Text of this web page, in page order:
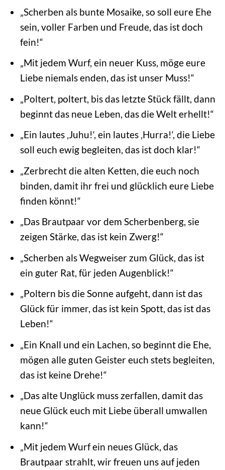
„Scherben als bunte Mosaike, so soll eure Ehe
sein, voller Farben und Freude, das ist doch
fein!“
„Mit jedem Wurf, ein neuer Kuss, möge eure
Liebe niemals enden, das ist unser Muss!“
„Poltert, poltert, bis das letzte Stück fällt, dann
beginnt das neue Leben, das die Welt erhellt!“
„Ein lautes ‚Juhu!‘, ein lautes ‚Hurra!‘, die Liebe
soll euch ewig begleiten, das ist doch klar!“
„Zerbrecht die alten Ketten, die euch noch
binden, damit ihr frei und glücklich eure Liebe
finden könnt!“
„Das Brautpaar vor dem Scherbenberg, sie
zeigen Stärke, das ist kein Zwerg!“
„Scherben als Wegweiser zum Glück, das ist
ein guter Rat, für jeden Augenblick!“
„Poltern bis die Sonne aufgeht, dann ist das
Glück für immer, das ist kein Spott, das ist das
Leben!“
„Ein Knall und ein Lachen, so beginnt die Ehe,
mögen alle guten Geister euch stets begleiten,
das ist keine Drehe!“
„Das alte Unglück muss zerfallen, damit das
neue Glück euch mit Liebe überall umwallen
kann!“
„Mit jedem Wurf ein neues Glück, das
Brautpaar strahlt, wir freuen uns auf jeden